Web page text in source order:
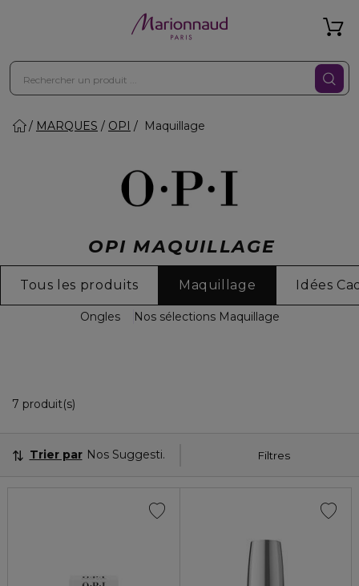
MARQUES OPI Maquillage
OPI MAQUILLAGE
Tous les produits Maquillage Idées
Ongles Nos sélections Maquillage
7 produit(s)
Filtres
Trier par Nos Suggestions